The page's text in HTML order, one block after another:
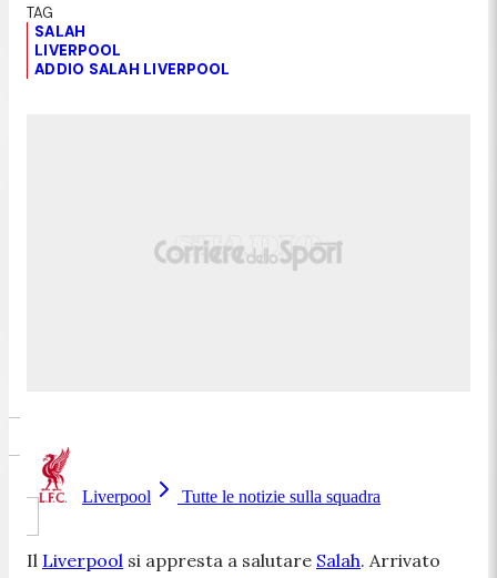
SALAH
LIVERPOOL
ADDIO SALAH LIVERPOOL
Liverpool Tutte le notizie sulla squadra
Il Liverpool si appresta a salutare Salah. Arrivato